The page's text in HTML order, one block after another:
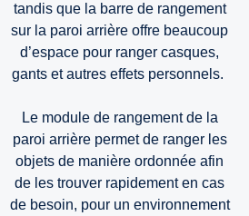
tandis que la barre de rangement
sur la paroi arrière offre beaucoup
d’espace pour ranger casques,
gants et autres effets personnels.
Le module de rangement de la
paroi arrière permet de ranger les
objets de manière ordonnée afin
de les trouver rapidement en cas
de besoin, pour un environnement